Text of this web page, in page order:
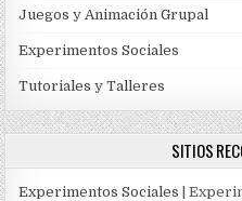
Juegos y Animación Grupal
Experimentos Sociales
Tutoriales y Talleres
SITIOS
Experimentos Sociales |